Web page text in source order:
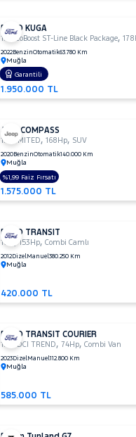
FORD KUGA
1.5 EcoBoost ST-Line Black Package,
2022BenzinOtomatik63.780 Km
Muğla
1.950.000 TL
Garantili
JEEP COMPASS
1.4 LIMITED,168Hp, SUV
2020BenzinOtomatik140.000 Km
Muğla
1.575.000 TL
%1,99 Faiz Fırsatı
FORD TRANSIT
16+1 ,153Hp,Combi Camlı
2012DizelManuel380.250 Km
Muğla
420.000 TL
FORD TRANSIT COURIER
1.6 TDCI TREND,74Hp,Combi Van
2023DizelManuel112.800 Km
Muğla
585.000 TL